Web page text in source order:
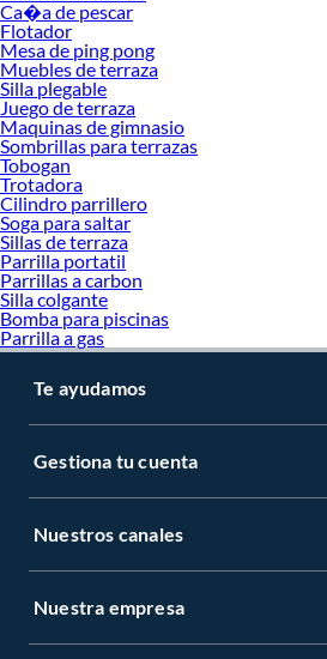
Ca�a de pescar
Flotador
Mesa de ping pong
Muebles de terraza
Silla plegable
Juego de terraza
Maquinas de gimnasio
Sombrillas para terrazas
Tobogan
Trotadora
Cilindro parrillero
Soga para saltar
Sillas de terraza
Parrilla portatil
Parrillas a carbon
Silla colgante
Bomba para piscinas
Parrilla a gas
Te ayudamos
Gestiona tu cuenta
Nuestros canales
Nuestra empresa